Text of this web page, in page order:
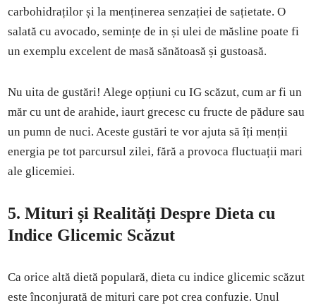
carbohidraților și la menținerea senzației de sațietate. O
salată cu avocado, semințe de in și ulei de măsline poate fi
un exemplu excelent de masă sănătoasă și gustoasă.
Nu uita de gustări! Alege opțiuni cu IG scăzut, cum ar fi un
măr cu unt de arahide, iaurt grecesc cu fructe de pădure sau
un pumn de nuci. Aceste gustări te vor ajuta să îți menții
energia pe tot parcursul zilei, fără a provoca fluctuații mari
ale glicemiei.
5.Mituri și Realități Despre Dieta cu
Indice Glicemic Scăzut
Ca orice altă dietă populară, dieta cu indice glicemic scăzut
este înconjurată de mituri care pot crea confuzie. Unul